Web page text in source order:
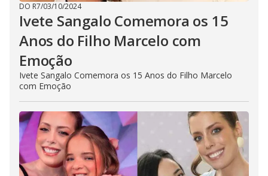
DO R7/03/10/2024
Ivete Sangalo Comemora os 15
Anos do Filho Marcelo com
Emoção
Ivete Sangalo Comemora os 15 Anos do Filho Marcelo
com Emoção